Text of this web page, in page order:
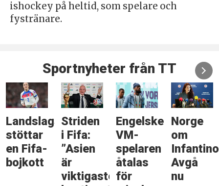
ishockey på heltid, som spelare och
fystränare.
Sportnyheter från TT
Landslagsspelaren
stöttar
en Fifa-
bojkott
Striden
i Fifa:
”Asien
är
viktigaste
Engelske
VM-
spelaren
åtalas
för
Norge
om
Avgå
nu